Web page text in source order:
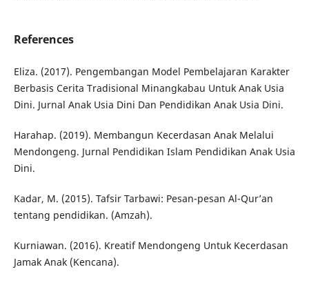
References
Eliza. (2017). Pengembangan Model Pembelajaran Karakter
Berbasis Cerita Tradisional Minangkabau Untuk Anak Usia
Dini. Jurnal Anak Usia Dini Dan Pendidikan Anak Usia Dini.
Harahap. (2019). Membangun Kecerdasan Anak Melalui
Mendongeng. Jurnal Pendidikan Islam Pendidikan Anak Usia
Dini.
Kadar, M. (2015). Tafsir Tarbawi: Pesan-pesan Al-Qur’an
tentang pendidikan. (Amzah).
Kurniawan. (2016). Kreatif Mendongeng Untuk Kecerdasan
Jamak Anak (Kencana).